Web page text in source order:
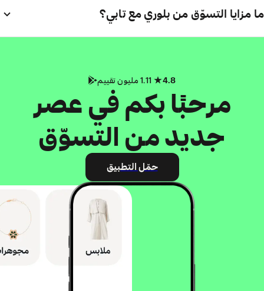
ما مزايا التسوّق من بلوري مع تابي؟
4.8
مرحبًا بكم في عصر
جديد من التسوّق
حمّل التطبيق